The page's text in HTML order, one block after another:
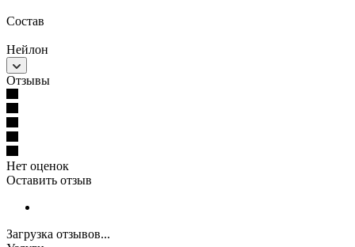
Состав
Нейлон
Отзывы
Нет оценок
Оставить отзыв
Загрузка отзывов...